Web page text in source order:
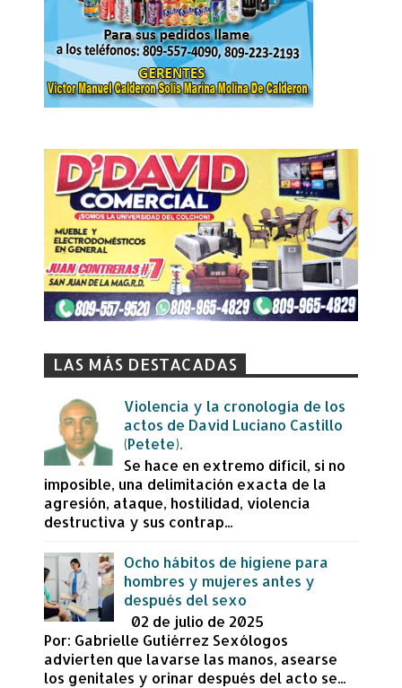
LAS MÁS DESTACADAS
Violencia y la cronología de los
actos de David Luciano Castillo
(Petete).
Se hace en extremo difícil, si no
imposible, una delimitación exacta de la
agresión, ataque, hostilidad, violencia
destructiva y sus contrap...
Ocho hábitos de higiene para
hombres y mujeres antes y
después del sexo
02 de julio de 2025
Por: Gabrielle Gutiérrez Sexólogos
advierten que lavarse las manos, asearse
los genitales y orinar después del acto se...